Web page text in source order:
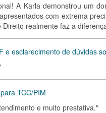
A Karla demonstrou um
com extrema
Direito realmente faz a
e esclarecimento de dúvidas
TCC/PIM
e muito prestativa."